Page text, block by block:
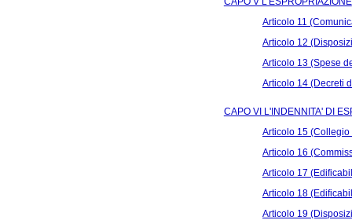
Articolo 11
Articolo 12
Articolo 13 (Spese
Articolo 14 (Decreti
CAPO VI L'INDENNITA' DI
Articolo 15 (Collegio
Articolo 16
Articolo 17
Articolo 18
Articolo 19